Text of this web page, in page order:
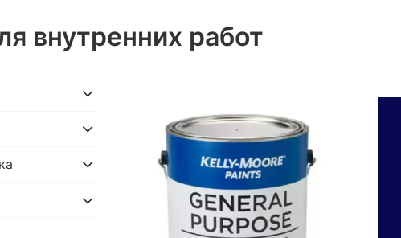
внутренних работ